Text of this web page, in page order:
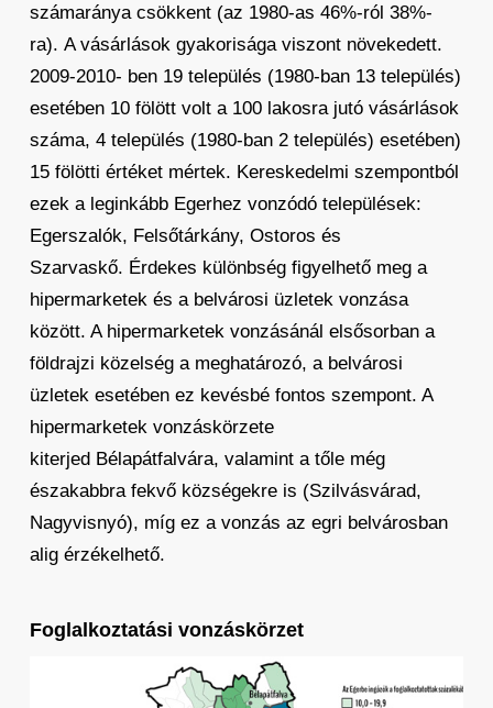
számaránya csökkent (az 1980-as 46%-ról 38%-
ra). A vásárlások gyakorisága viszont növekedett.
2009-2010- ben 19 település (1980-ban 13 település)
esetében 10 fölött volt a 100 lakosra jutó vásárlások
száma, 4 település (1980-ban 2 település) esetében)
15 fölötti értéket mértek. Kereskedelmi szempontból
ezek a leginkább Egerhez vonzódó települések:
Egerszalók, Felsőtárkány, Ostoros és
Szarvaskő. Érdekes különbség figyelhető meg a
hipermarketek és a belvárosi üzletek vonzása
között. A hipermarketek vonzásánál elsősorban a
földrajzi közelség a meghatározó, a belvárosi
üzletek esetében ez kevésbé fontos szempont. A
hipermarketek vonzáskörzete
kiterjed Bélapátfalvára, valamint a tőle még
északabbra fekvő községekre is (Szilvásvárad,
Nagyvisnyó), míg ez a vonzás az egri belvárosban
alig érzékelhető.
Foglalkoztatási vonzáskörzet